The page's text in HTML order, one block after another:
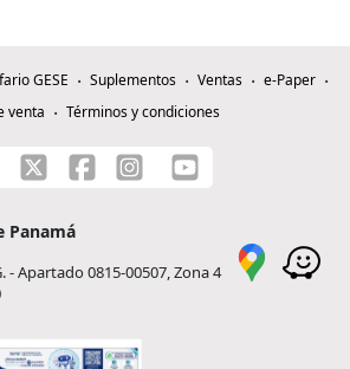
GESE Suplementos Ventas
e-Paper
venta
Términos y condiciones
Panamá
- Apartado 0815-00507, Zona 4